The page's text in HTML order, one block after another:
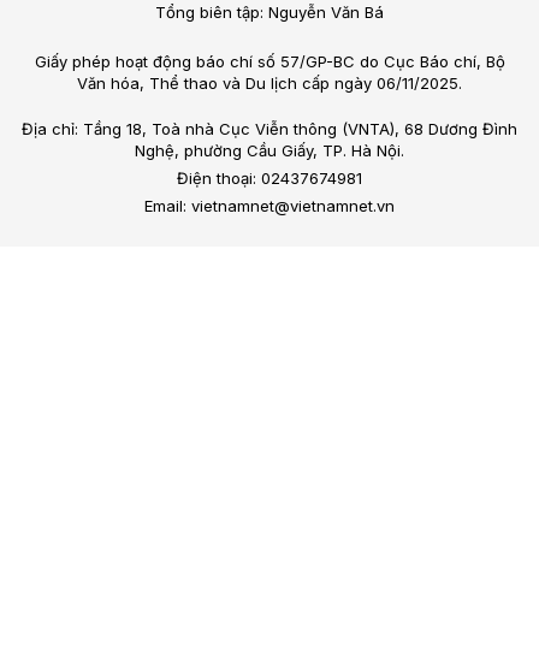
Tổng biên tập: Nguyễn Văn Bá
Giấy phép hoạt động báo chí số 57/GP-BC do Cục Báo chí, Bộ
Văn hóa, Thể thao và Du lịch cấp ngày 06/11/2025.
Địa chỉ: Tầng 18, Toà nhà Cục Viễn thông (VNTA), 68 Dương Đình
Nghệ, phường Cầu Giấy, TP. Hà Nội.
Điện thoại: 02437674981
Email: vietnamnet@vietnamnet.vn